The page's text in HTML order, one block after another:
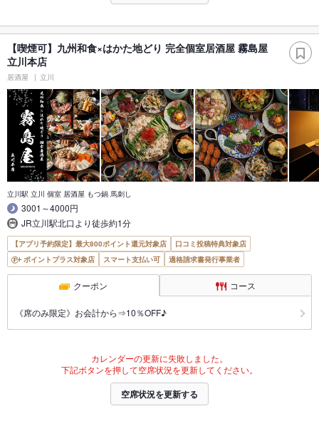
【喫煙可】九州和食×はかた地どり 完全個室居酒屋 霧島屋
立川本店
居酒屋 立川
立川駅 立川 個室 居酒屋 もつ鍋 馬刺し
3001～4000円
JR立川駅北口より徒歩約1分
【アプリ予約限定】最大800ポイント還元対象店
口コミ投稿特典対象店
ポイントプラス対象店
スマート支払い可 適格請求書発行事業者
クーポン コース
《席のみ限定》お会計から⇒10％OFF♪
カレンダーの更新に失敗しました。
下記ボタンを押して空席状況を更新してください。
空席状況を更新する